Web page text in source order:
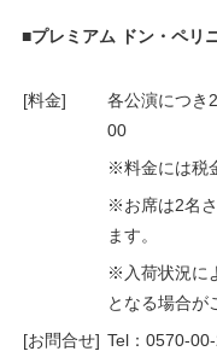
■プレミアム ドン・ペリ
[料金]
各公演につき
00
※料金には税
※お席は2名
ます。
※入荷状況に
となる場合が
[お問合せ] Tel：0570-